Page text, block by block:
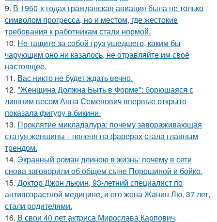
9. В 1950-х годах гражданская авиация была не только
символом прогресса, но и местом, где жестокие
требования к работникам стали нормой.
10. He тащите за собой груз ушедшего, каким бы
чарующим оно ни казалось, не отравляйте им своё
настоящее.
11. Вас никто не будет ждать вечно.
12. "Женщина Должна Быть в Форме": борющаяся с
лишним весом Анна Семенович впервые открыто
показала фигуру в бикини.
13. Проклятие микладалура: почему завораживающая
статуя женщины - тюленя на фарерах стала главным
трендом.
14. Экранный роман длиною в жизнь: почему в сети
снова заговорили об общем сыне Порошиной и бойко.
15. Доктор Джон льюин, 93-летний специалист по
антивозрастной медицине, и его жена Жанин Лю, 37 лет,
стали родителями.
16. В свои 40 лет актриса Мирослава Карпович,